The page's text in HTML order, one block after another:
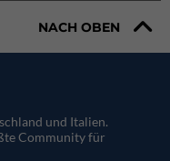
NACH OBEN
und Italien.
Community für